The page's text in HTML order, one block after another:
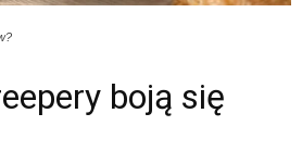
boją się